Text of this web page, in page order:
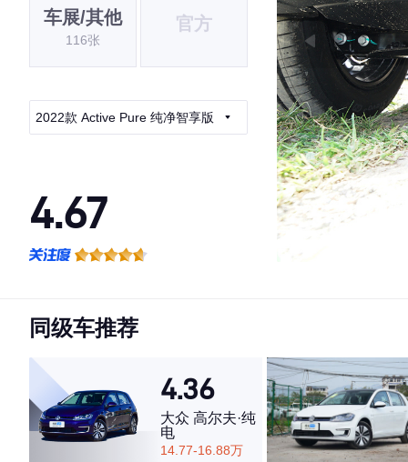
车展/其他
116张
官方
2022款 Active Pure 纯净智享版
4.67
·空间表现较为优秀，优于53%同级车
同级车推荐
4.36
大众 高尔夫·纯
电
14.77-16.88万